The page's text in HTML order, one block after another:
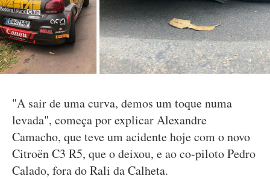
"A sair de uma curva, demos um toque numa
levada", começa por explicar Alexandre
Camacho, que teve um acidente hoje com o novo
Citroën C3 R5, que o deixou, e ao co-piloto Pedro
Calado, fora do Rali da Calheta.